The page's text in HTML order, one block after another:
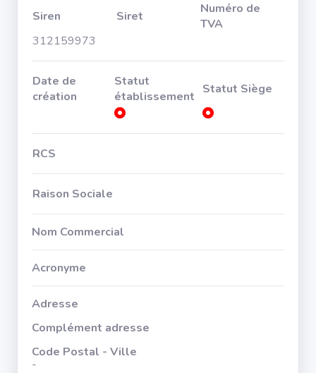
Siren Siret
Numéro de
TVA
312159973
Date de
création
Statut
établissement Statut Siège
RCS
Raison Sociale
Nom Commercial
Acronyme
Adresse
Complément adresse
Code Postal - Ville
-